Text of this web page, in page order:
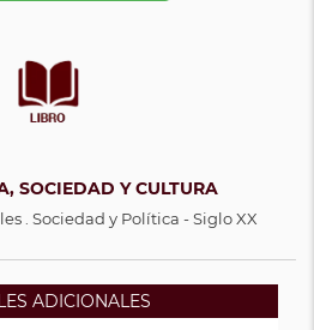
SOCIEDAD Y CULTURA
. Sociedad y Política - Siglo XX
ADICIONALES